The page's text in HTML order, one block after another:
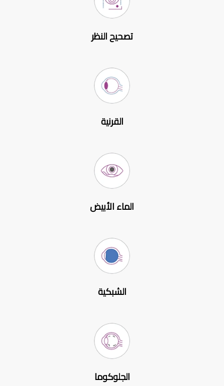
تصحيح النظر
القرنية
الماء الأبيض
الشبكية
الجلوكوما